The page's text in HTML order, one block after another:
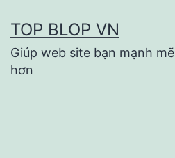
TOP BLOP VN
Giúp web site bạn mạnh mẽ
hơn